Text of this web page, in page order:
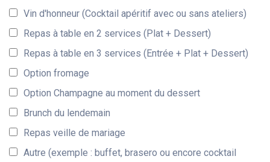
Vin d'honneur (Cocktail apéritif avec ou sans ateliers)
Repas à table en 2 services (Plat + Dessert)
Repas à table en 3 services (Entrée + Plat + Dessert)
Option fromage
Option Champagne au moment du dessert
Brunch du lendemain
Repas veille de mariage
Autre (exemple : buffet, brasero ou encore cocktail